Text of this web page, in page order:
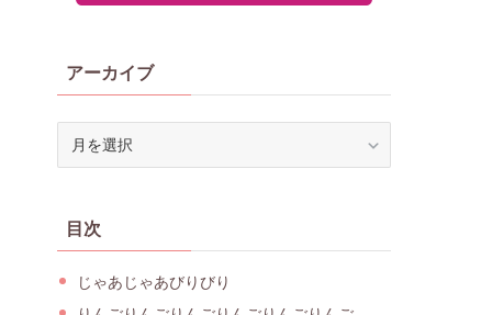
アーカイブ
ブ目次
じゃあじゃあびりびり